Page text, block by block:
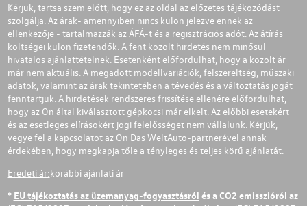
Kérjük, tartsa szem előtt, hogy ez az oldal az előzetes tájékozódást
szolgálja. Az árak- amennyiben nincs külön jelezve ennek az
ellenkezője - tartalmazzák az ÁFÁ-t és a regisztrációs adót. Az átírás
költségei külön fizetendők. A fent közölt hirdetés nem minősül
hivatalos ajánlattételnek. Esetenként előfordulhat, hogy a közölt ár
már nem aktuális. A megadott modellvariációk, felszereltség, műszaki
adatok, valamint az árak tekintetében a tévedés és a változtatás jogát
fenntartjuk. A hirdetések rendszeres frissítése ellenére előfordulhat,
hogy az Ön által kiválasztott gépkocsi már elkelt. Az előbbi esetekért
és az esetleges elírásokért jogi felelősséget nem vállalunk. Kérjük,
vegye fel a kapcsolatot az Ön Das WeltAuto-partnerével annak
érdekében, hogy megkapja tőle a tényleges és teljes körű ajánlatát.
Eredeti ár:korábbi ajánlati ár
* EU tájékoztatás az üzemanyag-fogyasztásról és a CO2 emisszióról az